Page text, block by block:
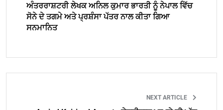
ਅੰਤਰਰਾਸ਼ਟਰੀ ਲੇਖਕ ਅਨਿਲ ਕੁਮਾਰ ਭਾਰਤੀ ਨੂੰ ਨੇਪਾਲ ਵਿੱਚ
ਸੋਨੇ ਦੇ ਤਗਮੇ ਅਤੇ ਪ੍ਰਸ਼ੰਸਾ ਪੱਤਰ ਨਾਲ ਕੀਤਾ ਗਿਆ
ਸਨਮਾਨਿਤ
NEXT ARTICLE